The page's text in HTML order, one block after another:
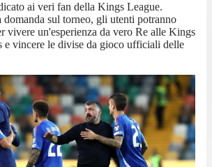
ai veri fan della Kings League.
domanda sul torneo, gli utenti potranno
vivere un'esperienza da vero Re alle Kings
e vincere le divise da gioco ufficiali delle